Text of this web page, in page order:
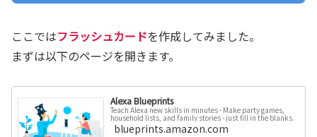
ここではフラッシュカードを作成してみました。
まずは以下のページを開きます。
Alexa Blueprints
Teach Alexa new skills in minutes - Make party games,
household lists, and family stories - just fill in the blanks.
blueprints.amazon.com